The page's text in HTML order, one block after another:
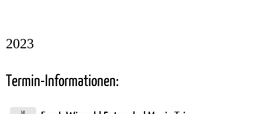
2023
Termin-Informationen: